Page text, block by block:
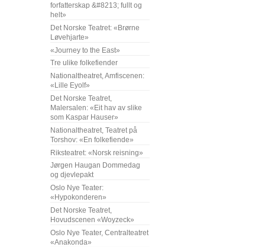
forfatterskap &#8213; fullt og
helt»
Det Norske Teatret: «Brørne
Løvehjarte»
«Journey to the East»
Tre ulike folkefiender
Nationaltheatret, Amfiscenen:
«Lille Eyolf»
Det Norske Teatret,
Malersalen: «Eit hav av slike
som Kaspar Hauser»
Nationaltheatret, Teatret på
Torshov: «En folkefiende»
Riksteatret: «Norsk reisning»
Jørgen Haugan Dommedag
og djevlepakt
Oslo Nye Teater:
«Hypokonderen»
Det Norske Teatret,
Hovudscenen «Woyzeck»
Oslo Nye Teater, Centralteatret
«Anakonda»